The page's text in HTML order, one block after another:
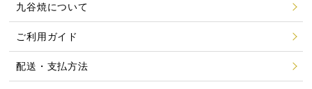
九谷焼について
ご利用ガイド
配送・支払方法